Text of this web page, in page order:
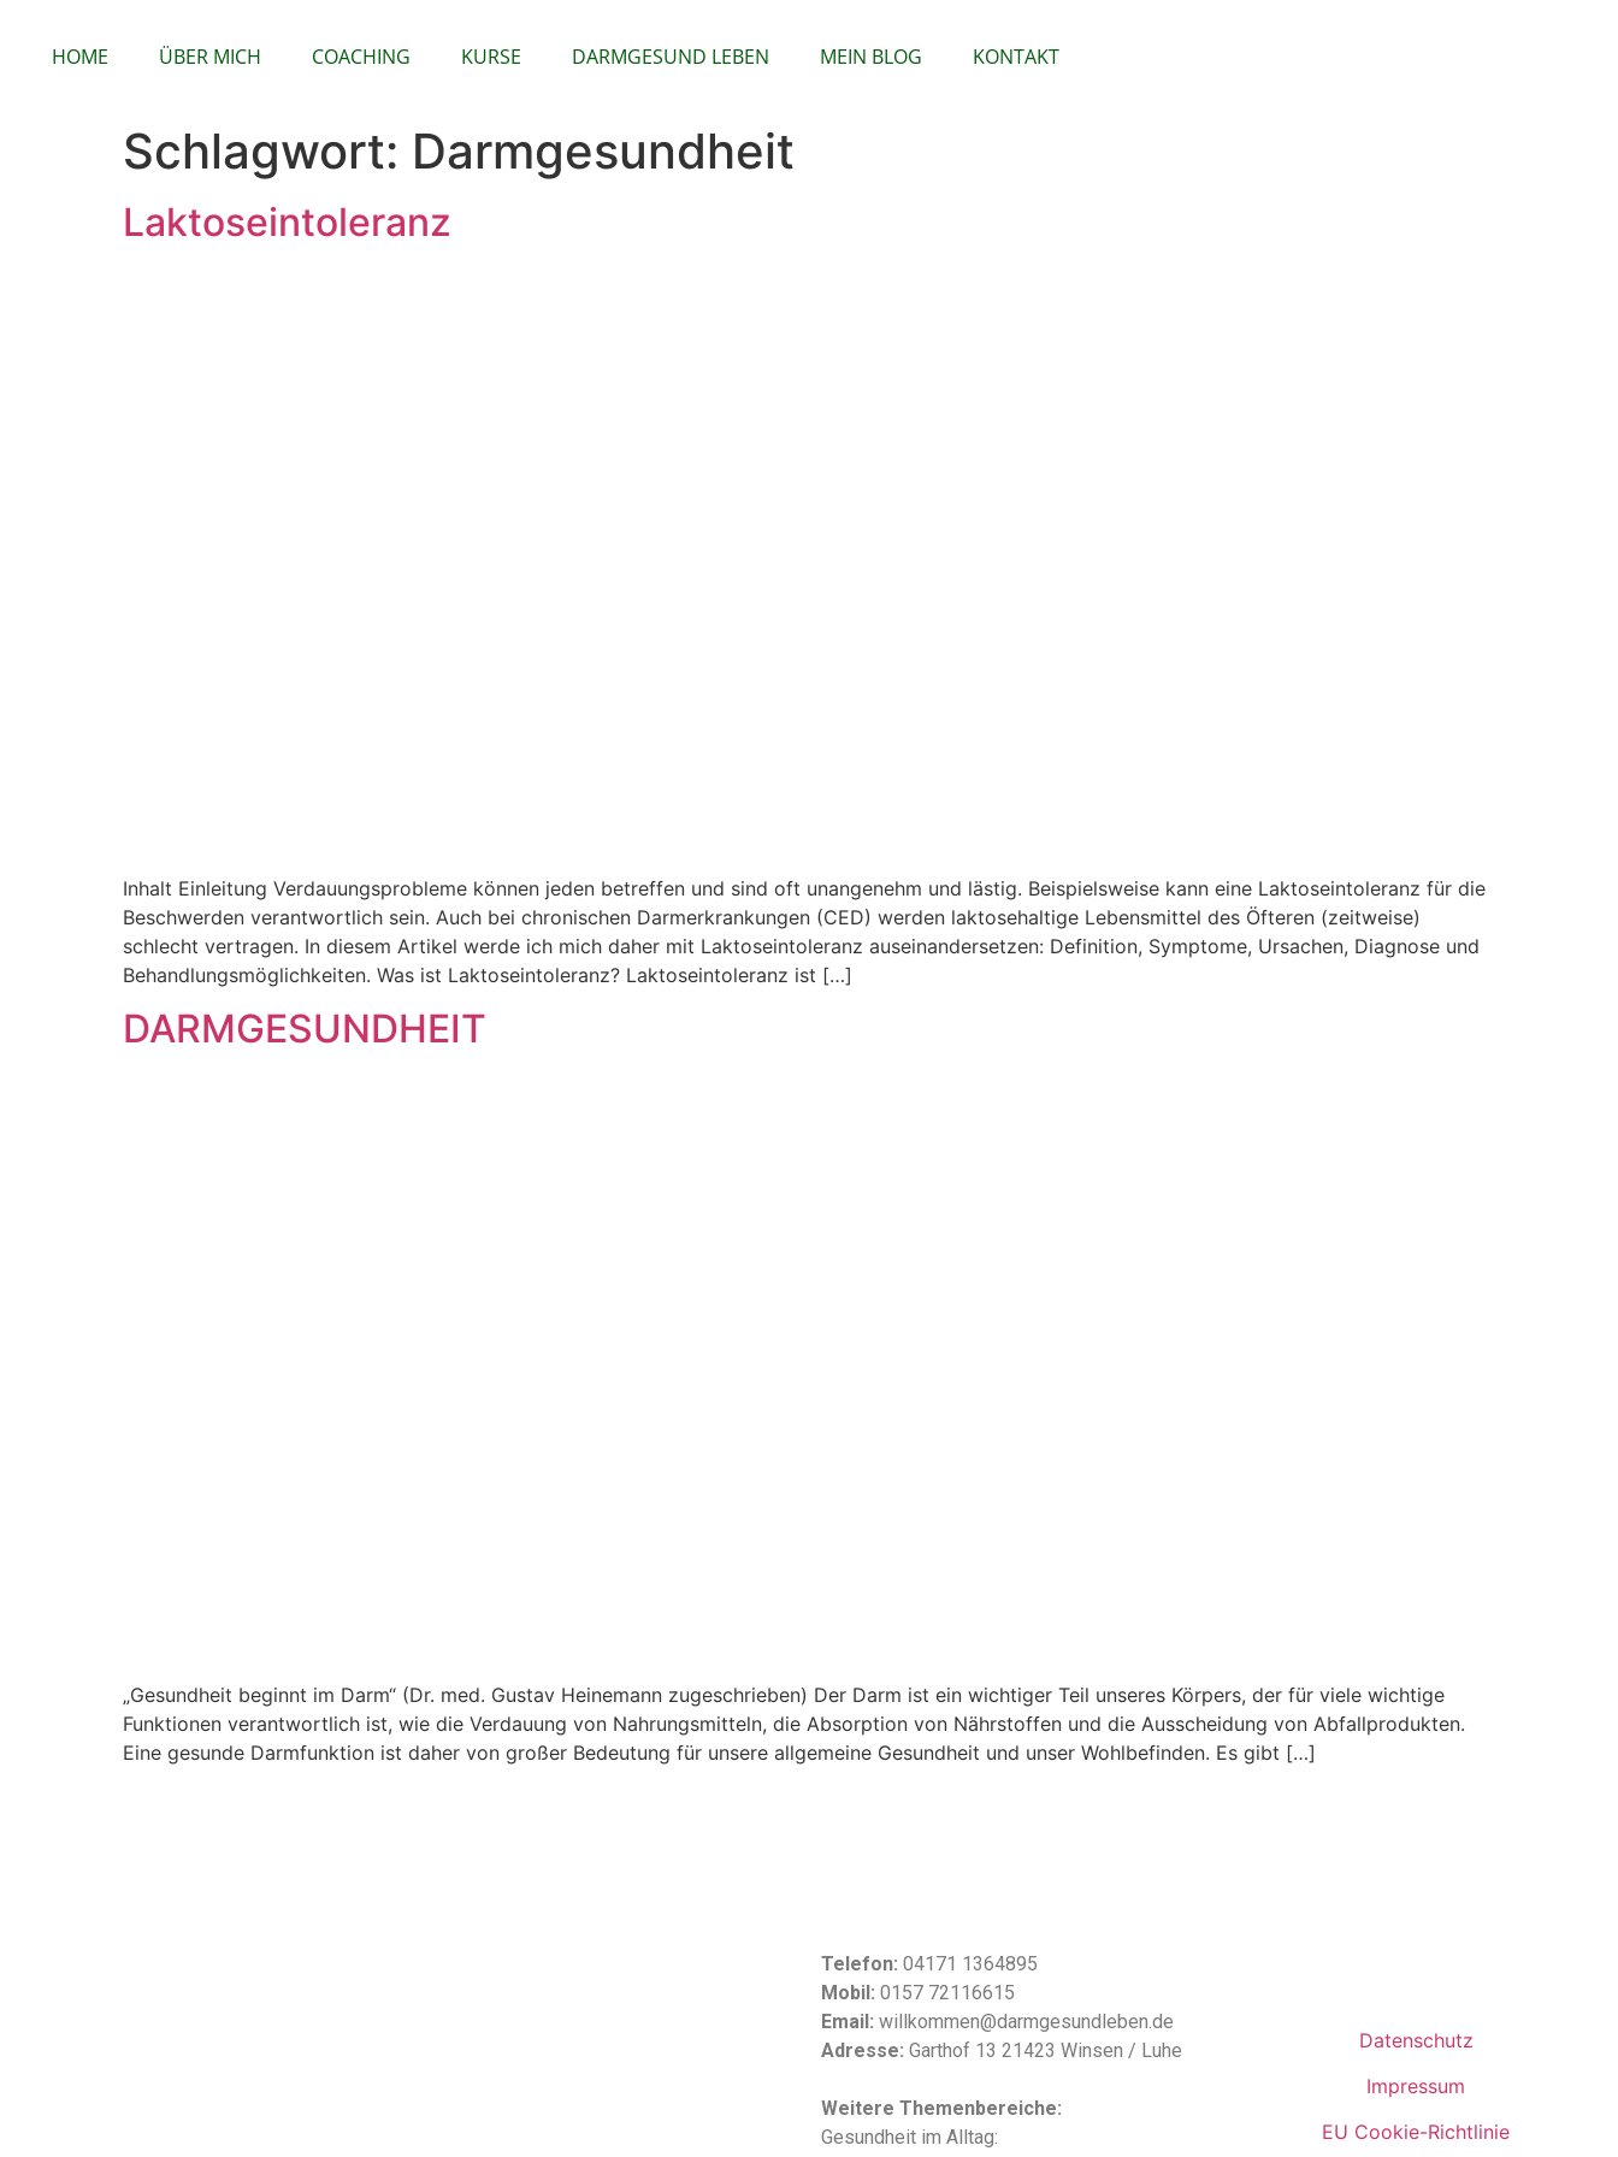
HOME ÜBER MICH COACHING KURSE DARMGESUND LEBEN MEIN BLOG KONTAKT
Schlagwort: Darmgesundheit
Laktoseintoleranz
Inhalt Einleitung Verdauungsprobleme können jeden betreffen und sind oft unangenehm und lästig. Beispielsweise kann eine Laktoseintoleranz für die
Beschwerden verantwortlich sein. Auch bei chronischen Darmerkrankungen (CED) werden laktosehaltige Lebensmittel des Öfteren (zeitweise)
schlecht vertragen. In diesem Artikel werde ich mich daher mit Laktoseintoleranz auseinandersetzen: Definition, Symptome, Ursachen, Diagnose und
Behandlungsmöglichkeiten. Was ist Laktoseintoleranz? Laktoseintoleranz ist […]
DARMGESUNDHEIT
„Gesundheit beginnt im Darm“ (Dr. med. Gustav Heinemann zugeschrieben) Der Darm ist ein wichtiger Teil unseres Körpers, der für viele wichtige
Funktionen verantwortlich ist, wie die Verdauung von Nahrungsmitteln, die Absorption von Nährstoffen und die Ausscheidung von Abfallprodukten.
Eine gesunde Darmfunktion ist daher von großer Bedeutung für unsere allgemeine Gesundheit und unser Wohlbefinden. Es gibt […]
Telefon: 04171 1364895
Mobil: 0157 72116615
Email: willkommen@darmgesundleben.de
Adresse: Garthof 13 21423 Winsen / Luhe
Weitere Themenbereiche:
Gesundheit im Alltag:
Datenschutz
Impressum
EU Cookie-Richtlinie